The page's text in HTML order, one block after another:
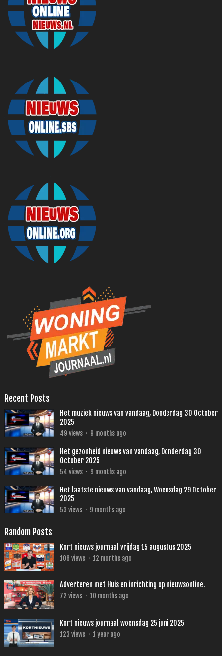
Recent Posts
Het muziek nieuws van vandaag, Donderdag 30 October
2025
49 views · 9 months ago
Het gezonheid nieuws van vandaag, Donderdag 30
October 2025
54 views · 9 months ago
Het laatste nieuws van vandaag, Woensdag 29 October
2025
53 views · 9 months ago
Random Posts
Kort nieuws journaal vrijdag 15 augustus 2025
106 views · 12 months ago
Adverteren met Huis en inrichting op nieuwsonline.
72 views · 10 months ago
Kort nieuws journaal woensdag 25 juni 2025
123 views · 1 year ago